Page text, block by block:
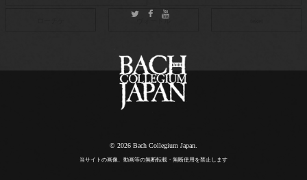
ヴォートル
© 2026 Bach Collegium Japan.
当サイトの画像、動画等の無断転載・無断使用を禁止します